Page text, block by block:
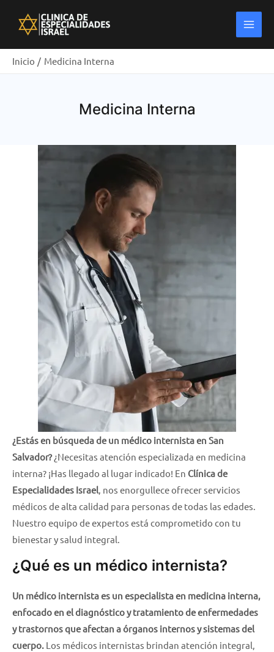
Main
Inicio Medicina Interna
Medicina Interna
¿Estás en búsqueda de un médico internista en San
Salvador?¿Necesitas atención especializada en medicina
interna? ¡Has llegado al lugar indicado! En Clínica de
Especialidades Israel , nos enorgullece ofrecer servicios
médicos de alta calidad para personas de todas las edades.
Nuestro equipo de expertos está comprometido con tu
bienestar y salud integral.
¿Qué es un médico internista?
Un médico internista es un especialista en medicina interna,
enfocado en el diagnóstico y tratamiento de enfermedades
y trastornos que afectan a órganos internos y sistemas del
cuerpo. Los médicos internistas brindan atención integral,